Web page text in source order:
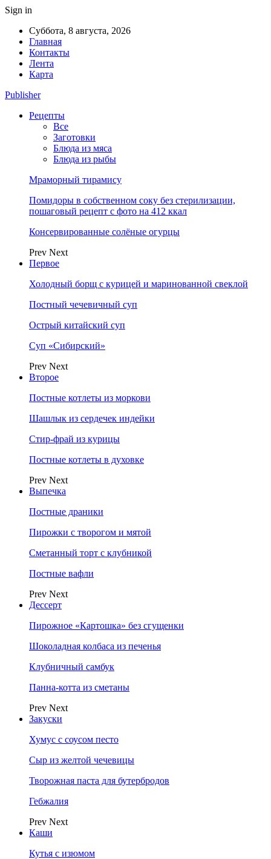
Sign in
Суббота, 8 августа, 2026
Главная
Контакты
Лента
Карта
Publisher
Рецепты
Все
Заготовки
Блюда из мяса
Блюда из рыбы
Мраморный тирамису
Помидоры в собственном соку без стерилизации,
пошаговый рецепт с фото на 412 ккал
Консервированные солёные огурцы
Prev Next
Первое
Холодный борщ с курицей и маринованной свеклой
Постный чечевичный суп
Острый китайский суп
Суп «Сибирский»
Prev Next
Второе
Постные котлеты из моркови
Шашлык из сердечек индейки
Стир-фрай из курицы
Постные котлеты в духовке
Prev Next
Выпечка
Постные драники
Пирожки с творогом и мятой
Сметанный торт с клубникой
Постные вафли
Prev Next
Дессерт
Пирожное «Картошка» без сгущенки
Шоколадная колбаса из печенья
Клубничный самбук
Панна-котта из сметаны
Prev Next
Закуски
Хумус с соусом песто
Сыр из желтой чечевицы
Творожная паста для бутербродов
Гебжалия
Prev Next
Каши
Кутья с изюмом